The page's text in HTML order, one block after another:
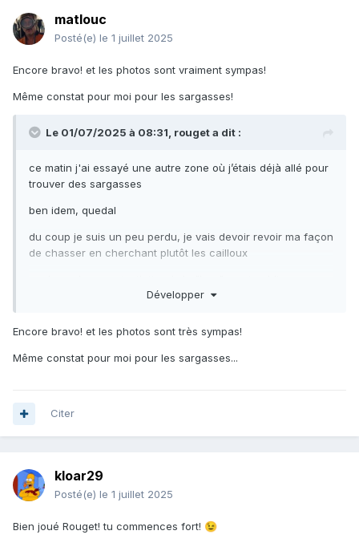
matlouc
Posté(e) le 1 juillet 2025
Encore bravo! et les photos sont vraiment sympas!
Même constat pour moi pour les sargasses!
Le 01/07/2025 à 08:31, rougeta dit :
ce matin j'ai essayé une autre zone où j’étais déjà allé pour
trouver des sargasses
ben idem, quedal
du coup je suis un peu perdu, je vais devoir revoir ma façon
de chasser en cherchant plutôt les cailloux
Développer
Encore bravo! et les photos sont très sympas!
Même constat pour moi pour les sargasses...
Citer
kloar29
Posté(e) le 1 juillet 2025
Bien joué Rouget! tu commences fort! 😉